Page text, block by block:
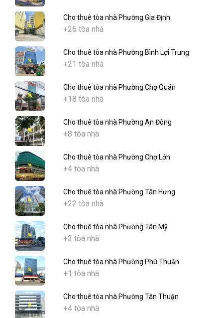
Cho thuê tòa nhà Phường Gia Định
+26 tòa nhà
Cho thuê tòa nhà Phường Bình Lợi Trung
+21 tòa nhà
Cho thuê tòa nhà Phường Chợ Quán
+18 tòa nhà
Cho thuê tòa nhà Phường An Đông
+8 tòa nhà
Cho thuê tòa nhà Phường Chợ Lớn
+4 tòa nhà
Cho thuê tòa nhà Phường Tân Hưng
+22 tòa nhà
Cho thuê tòa nhà Phường Tân Mỹ
+3 tòa nhà
Cho thuê tòa nhà Phường Phú Thuận
+1 tòa nhà
Cho thuê tòa nhà Phường Tân Thuận
+4 tòa nhà